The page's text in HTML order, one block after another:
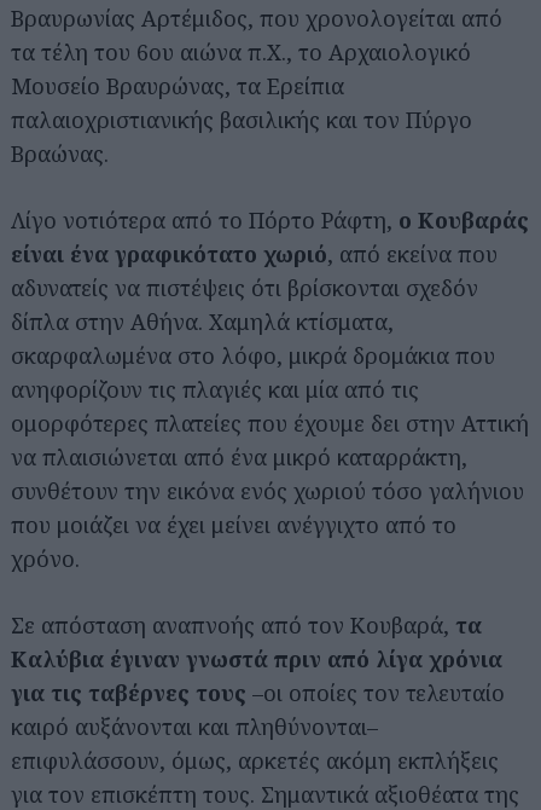
Βραυρωνίας Αρτέμιδος, που χρονολογείται από
τα τέλη του 6ου αιώνα π.Χ., το Αρχαιολογικό
Μουσείο Βραυρώνας, τα Ερείπια
παλαιοχριστιανικής βασιλικής και τον Πύργο
Βραώνας.
Λίγο νοτιότερα από το Πόρτο Ράφτη, ο Κουβαράς
είναι ένα γραφικότατο χωριό, από εκείνα που
αδυνατείς να πιστέψεις ότι βρίσκονται σχεδόν
δίπλα στην Αθήνα. Χαμηλά κτίσματα,
σκαρφαλωμένα στο λόφο, μικρά δρομάκια που
ανηφορίζουν τις πλαγιές και μία από τις
ομορφότερες πλατείες που έχουμε δει στην Αττική
να πλαισιώνεται από ένα μικρό καταρράκτη,
συνθέτουν την εικόνα ενός χωριού τόσο γαλήνιου
που μοιάζει να έχει μείνει ανέγγιχτο από το
χρόνο.
Σε απόσταση αναπνοής από τον Κουβαρά, τα
Καλύβια έγιναν γνωστά πριν από λίγα χρόνια
για τις ταβέρνες τους –οι οποίες τον τελευταίο
καιρό αυξάνονται και πληθύνονται–
επιφυλάσσουν, όμως, αρκετές ακόμη εκπλήξεις
για τον επισκέπτη τους. Σημαντικά αξιοθέατα της